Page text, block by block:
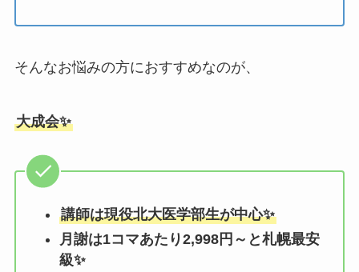
そんなお悩みの方におすすめなのが、
大成会✨
講師は現役北大医学部生が中心✨
月謝は1コマあたり2,998円～と札幌最安
級✨